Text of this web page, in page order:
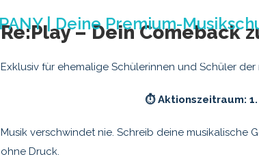
Re:Play – Dein Comeback
Exklusiv für ehemalige Schülerinnen und Schüler
⏱️ Aktionszeitraum: 1.
Musik verschwindet nie. Schreib deine musikalische
ohne Druck.